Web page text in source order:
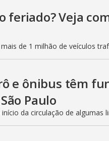
feriado? Veja
de 1 milhão de veículos
e ônibus têm
Paulo
da circulação de algumas